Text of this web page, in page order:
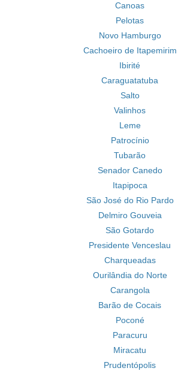
Canoas
Pelotas
Novo Hamburgo
Cachoeiro de Itapemirim
Ibirité
Caraguatatuba
Salto
Valinhos
Leme
Patrocínio
Tubarão
Senador Canedo
Itapipoca
São José do Rio Pardo
Delmiro Gouveia
São Gotardo
Presidente Venceslau
Charqueadas
Ourilândia do Norte
Carangola
Barão de Cocais
Poconé
Paracuru
Miracatu
Prudentópolis